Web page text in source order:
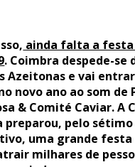
ainda falta a festa
. Coimbra despede-se
Azeitonas e vai
novo ano ao som de
& Comité Caviar. A
preparou, pelo sétimo
uma grande festa
milhares de